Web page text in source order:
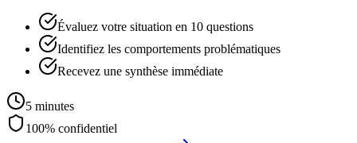
Évaluez votre situation en 10 questions
Identifiez les comportements problématiques
Recevez une synthèse immédiate
5 minutes
100% confidentiel